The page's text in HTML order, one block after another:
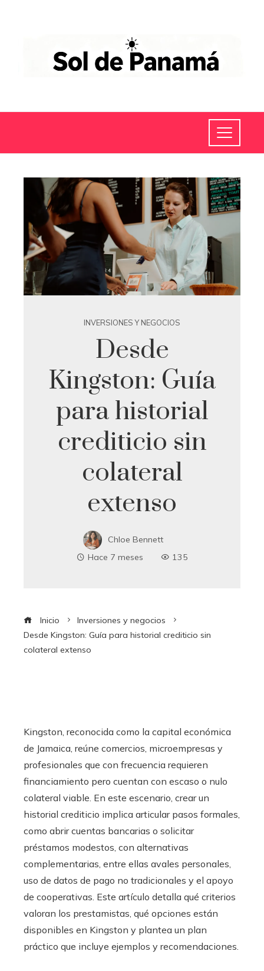
INVERSIONES Y NEGOCIOS
Desde
Kingston: Guía
para historial
crediticio sin
colateral
extenso
Chloe Bennett
Hace 7 meses
135
Inicio
Inversiones y negocios
Desde Kingston: Guía para historial crediticio sin
colateral extenso
Kingston, reconocida como la capital económica
de Jamaica, reúne comercios, microempresas y
profesionales que con frecuencia requieren
financiamiento pero cuentan con escaso o nulo
colateral viable. En este escenario, crear un
historial crediticio implica articular pasos formales,
como abrir cuentas bancarias o solicitar
préstamos modestos, con alternativas
complementarias, entre ellas avales personales,
uso de datos de pago no tradicionales y el apoyo
de cooperativas. Este artículo detalla qué criterios
valoran los prestamistas, qué opciones están
disponibles en Kingston y plantea un plan
práctico que incluye ejemplos y recomendaciones.